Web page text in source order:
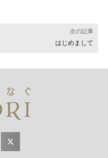
次の記事
はじめまして